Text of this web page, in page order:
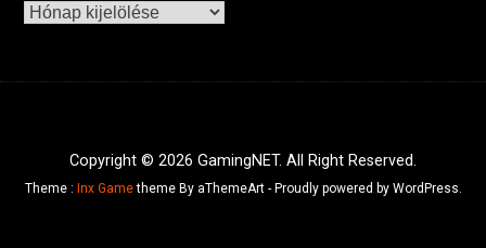
Archívum
Copyright © 2026 GamingNET. All Right Reserved.
Theme : Inx Gametheme By aThemeArt - Proudly powered by WordPress.